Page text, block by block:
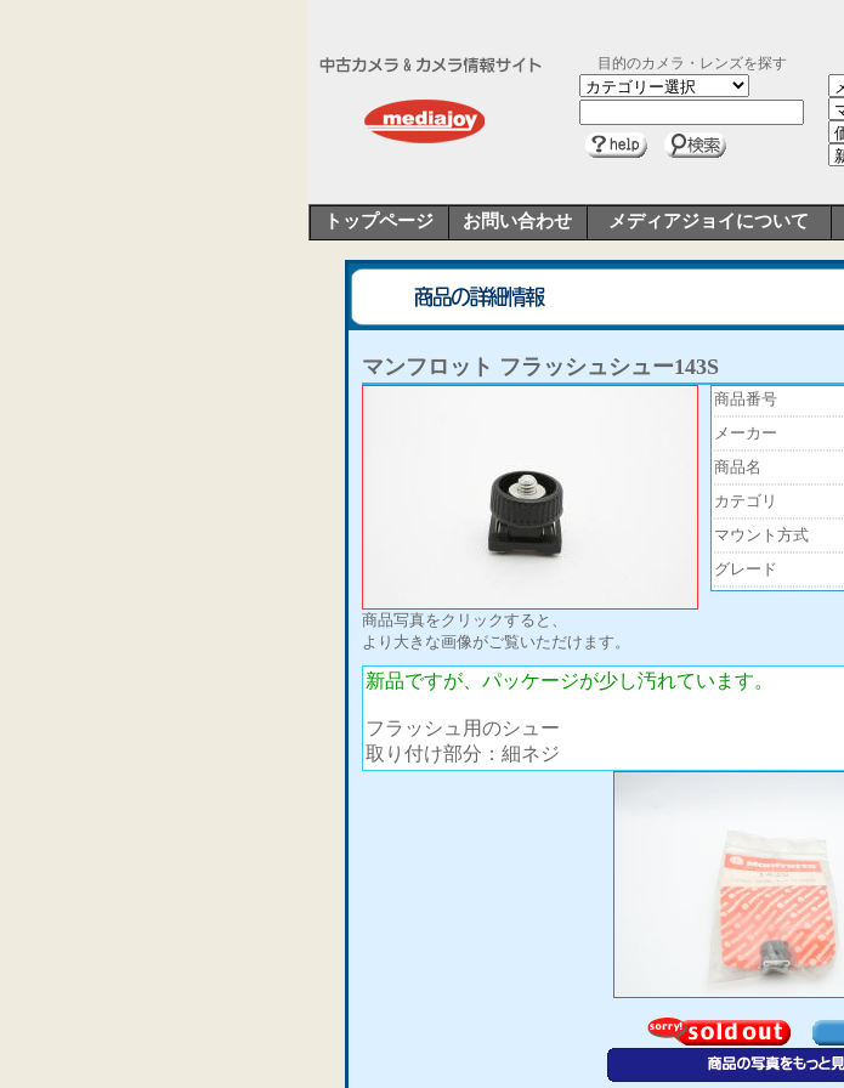
目的のカメラ・レンズを探す
トップページ お問い合わせ メディアジョイについて
マンフロット フラッシュシュー143S
商品写真をクリックすると、
より大きな画像がご覧いただけます。
商品番号
メーカー
商品名
カテゴリ
マウント方式
グレード
新品ですが、パッケージが少し汚れています。
フラッシュ用のシュー
取り付け部分：細ネジ